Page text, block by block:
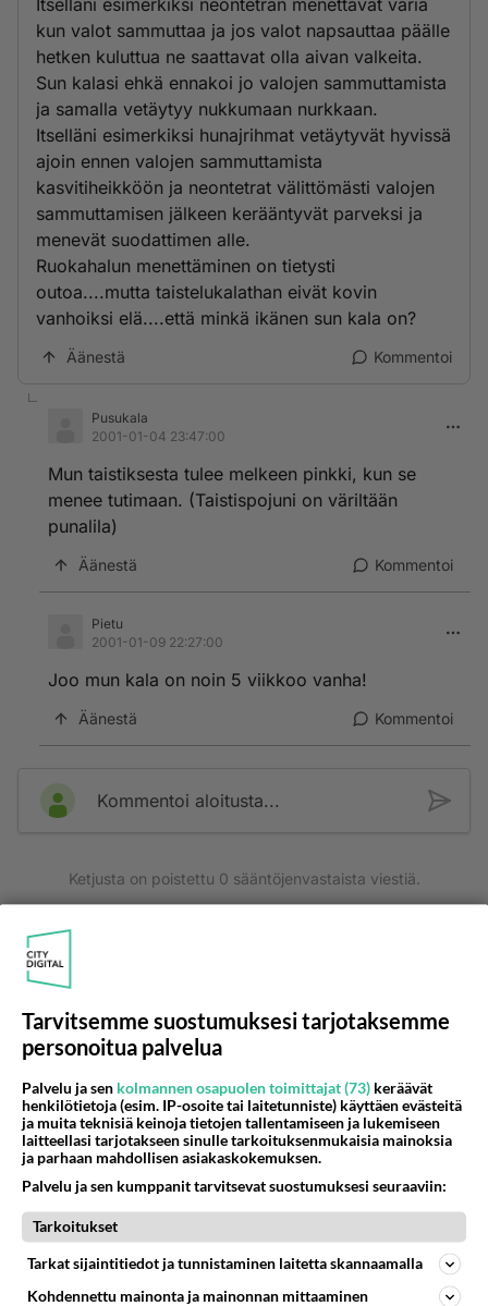
Itselläni esimerkiksi neontetran menettävät väriä
kun valot sammuttaa ja jos valot napsauttaa päälle
hetken kuluttua ne saattavat olla aivan valkeita.
Sun kalasi ehkä ennakoi jo valojen sammuttamista
ja samalla vetäytyy nukkumaan nurkkaan.
Itselläni esimerkiksi hunajrihmat vetäytyvät hyvissä
ajoin ennen valojen sammuttamista
kasvitiheikköön ja neontetrat välittömästi valojen
sammuttamisen jälkeen kerääntyvät parveksi ja
menevät suodattimen alle.
Ruokahalun menettäminen on tietysti
outoa....mutta taistelukalathan eivät kovin
vanhoiksi elä....että minkä ikänen sun kala on?
Äänestä Kommentoi
Pusukala
2001-01-04 23:47:00
Mun taistiksesta tulee melkeen pinkki, kun se
menee tutimaan. (Taistispojuni on väriltään
punalila)
Äänestä Kommentoi
Pietu
2001-01-09 22:27:00
Joo mun kala on noin 5 viikkoo vanha!
Äänestä Kommentoi
Kommentoi aloitusta...
Ketjusta on poistettu 0 sääntöjenvastaista viestiä.
LUETUIMMAT KESKUSTELUT
PÄIVÄ VIIKKO KUUKAUSI
https://www.iltalehti.fi/viihdeuutiset/a/c46da6ab-340f-4790-aaa7-0865eed2336 Yrityksen konkurssihakemus on tullut kärä
05.08.2026 05:51
Kotimaiset julkkisjuorut
Martina Aitolehti on seurattu julkisuuden henkilö. Lähipiiriin mahtuu muitakin tunnettuja henkilöitä. Tiesitkö, että Ma
1127
Mitä töitä kaivattusi on tehnyt?
😅
05.08.2026 13:25
Ikävä
902
Tarvitsemme suostumuksesi tarjotaksemme
personoitua palvelua
Palvelu ja sen kolmannen osapuolen toimittajat (73) keräävät
henkilötietoja (esim. IP-osoite tai laitetunniste) käyttäen evästeitä
ja muita teknisiä keinoja tietojen tallentamiseen ja lukemiseen
laitteellasi tarjotakseen sinulle tarkoituksenmukaisia mainoksia
ja parhaan mahdollisen asiakaskokemuksen.
Palvelu ja sen kumppanit tarvitsevat suostumuksesi seuraaviin:
Tarkoitukset
Tarkat sijaintitiedot ja tunnistaminen laitetta skannaamalla
Kohdennettu mainonta ja mainonnan mittaaminen